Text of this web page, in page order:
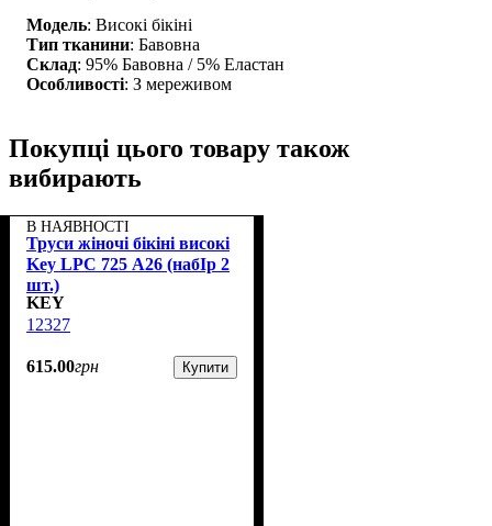
Модель: Високі бікіні
Тип тканини: Бавовна
Склад: 95% Бавовна / 5% Еластан
Особливості: З мереживом
Покупці цього товару також
вибирають
В НАЯВНОСТІ
Труси жіночі бікіні високі
Key LPC 725 А26 (набІр 2
шт.)
KEY
12327
615.00грн Купити